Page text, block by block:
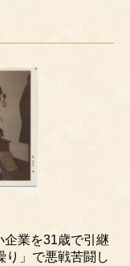
業を31歳で引継
り」で悪戦苦闘し